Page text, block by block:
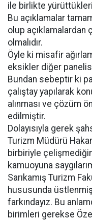
ile birlikte
Bu açıklamalar
olup açıklamalardan
olmalıdır.
Öyle ki misafir
eksikler diğer
Bundan sebeptir ki
çalıştay yapılarak
alınması ve çözüm
edilmiştir.
Dolayısıyla gerek
Turizm Müdürü Hakan
birbiriyle
kamuoyuna
Sarıkamış Turizm
hususunda
farkındayız. Bu
birimleri gerekse